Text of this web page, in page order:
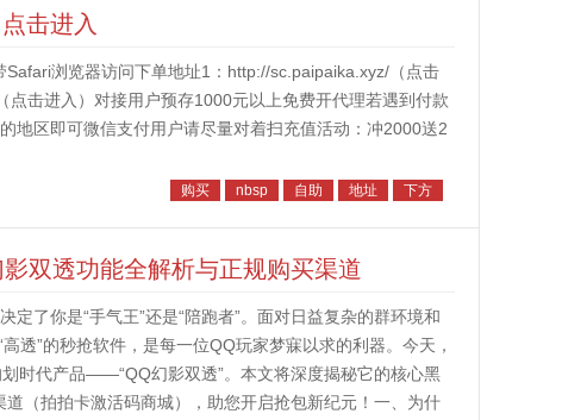
击进入
浏览器访问下单地址1：http://sc.paipaika.xyz/（点击
击进入）对接用户预存1000元以上免费开代理若遇到付款
地区即可微信支付用户请尽量对着扫充值活动：冲2000送2
购买 nbsp 自助 地址 下方
双透功能全解析与正规购买渠道
了你是“手气王”还是“陪跑者”。面对日益复杂的群环境和
透”的秒抢软件，是每一位QQ玩家梦寐以求的利器。今天，
时代产品——“QQ幻影双透”。本文将深度揭秘它的核心黑
（拍拍卡激活码商城），助您开启抢包新纪元！一、为什